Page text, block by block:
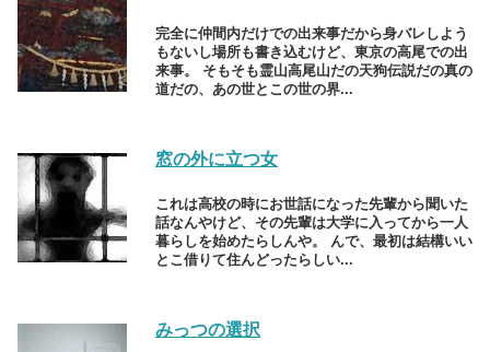
完全に仲間内だけでの出来事だから身バレしよう
もないし場所も書き込むけど、東京の高尾での出
来事。 そもそも霊山高尾山だの天狗伝説だの真の
道だの、あの世とこの世の界...
窓の外に立つ女
これは高校の時にお世話になった先輩から聞いた
話なんやけど、その先輩は大学に入ってから一人
暮らしを始めたらしんや。 んで、最初は結構いい
とこ借りて住んどったらしい...
みっつの選択